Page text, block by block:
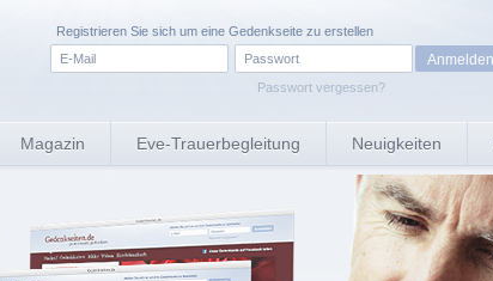
Passwort vergessen?
Registrieren Sie sich um eine Gedenkseite zu erstellen
Magazin Eve-Trauerbegleitung Neuigkeiten